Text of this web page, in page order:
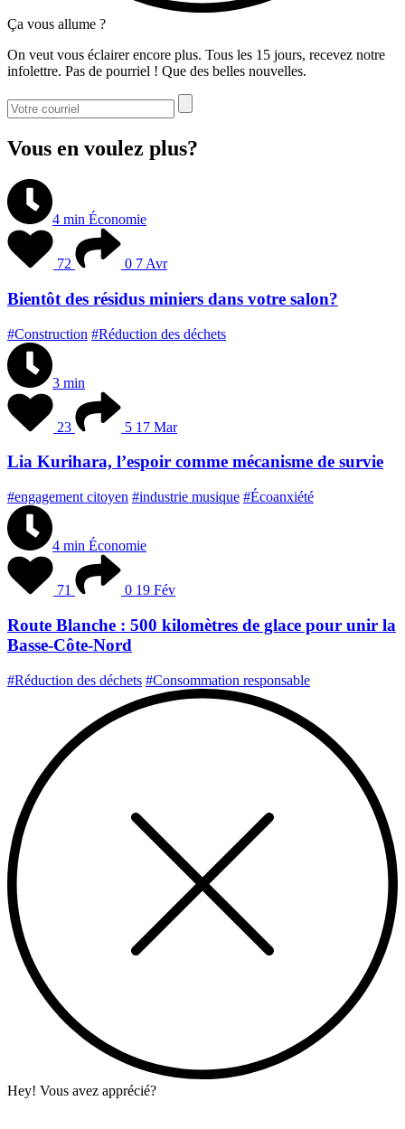
Ça vous allume ?
On veut vous éclairer encore plus. Tous les 15 jours, recevez notre
infolettre. Pas de pourriel ! Que des belles nouvelles.
Vous en voulez plus?
4 min Économie
72 0 7 Avr
Bientôt des résidus miniers dans votre salon?
#Construction #Réduction des déchets
3 min
23 5 17 Mar
Lia Kurihara, l’espoir comme mécanisme de survie
#engagement citoyen #industrie musique #Écoanxiété
4 min Économie
71 0 19 Fév
Route Blanche : 500 kilomètres de glace pour unir la
Basse-Côte-Nord
#Réduction des déchets #Consommation responsable
Hey! Vous avez apprécié?